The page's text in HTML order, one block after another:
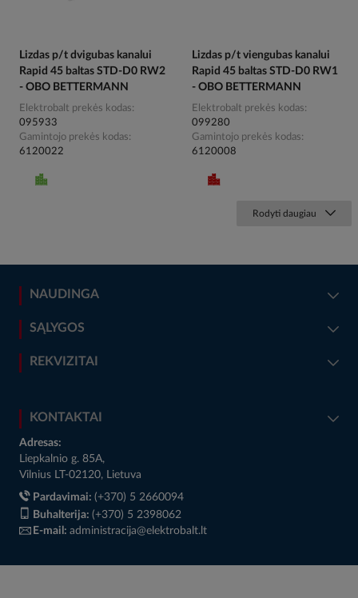
Lizdas p/t dvigubas kanalui
Rapid 45 baltas STD-D0 RW2
- OBO BETTERMANN
Elektrobalt prekės kodas
095933
Gamintojo prekės kodas
6120022
Lizdas p/t viengubas kanalui
Rapid 45 baltas STD-D0 RW1
- OBO BETTERMANN
Elektrobalt prekės kodas
099280
Gamintojo prekės kodas
6120008
Rodyti daugiau
NAUDINGA
SĄLYGOS
REKVIZITAI
KONTAKTAI
Adresas:
Liepkalnio g. 85A,
Vilnius LT-02120, Lietuva
Pardavimai: (+370) 5 2660094
Buhalterija: (+370) 5 2398062
E-mail: administracija@elektrobalt.lt